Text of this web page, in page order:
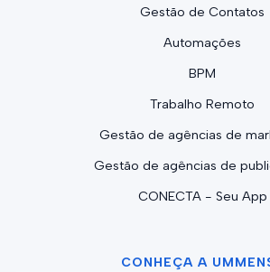
Gestão de Contatos
Automações
BPM
Trabalho Remoto
Gestão de agências de
Gestão de agências de
CONECTA - Seu App
CONHEÇA A